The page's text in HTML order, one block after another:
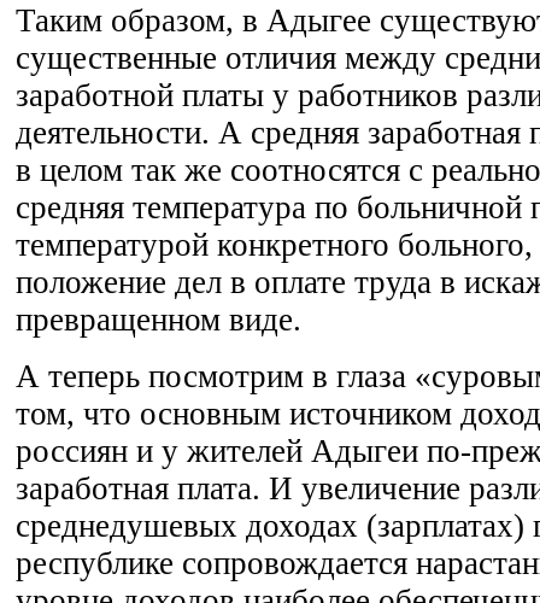
Таким образом, в Адыгее
существенные отличия между
заработной платы у работников
деятельности. А средняя заработная
в целом так же соотносятся с
средняя температура по больничной
температурой конкретного больного,
положение дел в оплате труда в
превращенном виде.
А теперь посмотрим в глаза
том, что основным источником
россиян и у жителей Адыгеи по-
заработная плата. И увеличение
среднедушевых доходах (зарплатах)
республике сопровождается